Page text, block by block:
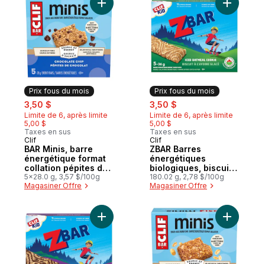
Prix fous du mois
sale:
3,50 $
Limite de 6, après limite
5,00 $
Taxes en sus
Prix fous du mois
Clif
BAR Minis, barre
énergétique format
collation pépites de
chocolat paquet de
5 barres
5x28.0 g, 3,57 $/100g
Magasiner Offre
Ajouter BAR Minis, barre énergétique
Prix fous du mois
sale:
3,50 $
Limite de 6, après limite
5,00 $
Taxes en sus
Prix fous du mois
Clif
ZBAR Barres
énergétiques
biologiques, biscuit
à l'avoine glacé,
collation savoureuse
180.02 g, 2,78 $/100g
Magasiner Offre
Ajouter
Ajouter ZBAR barres énergétiquesAjouter